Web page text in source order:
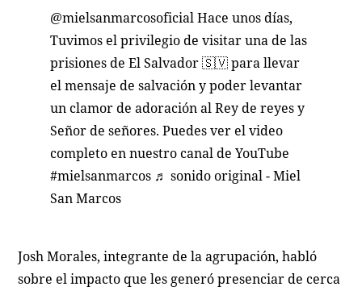
@mielsanmarcosoficialHace unos días,
Tuvimos el privilegio de visitar una de las
prisiones de El Salvador 🇸🇻 para llevar
el mensaje de salvación y poder levantar
un clamor de adoración al Rey de reyes y
Señor de señores. Puedes ver el video
completo en nuestro canal de YouTube
#mielsanmarcos ♬ sonido original - Miel
San Marcos
Josh Morales, integrante de la agrupación, habló
sobre el impacto que les generó presenciar de cerca